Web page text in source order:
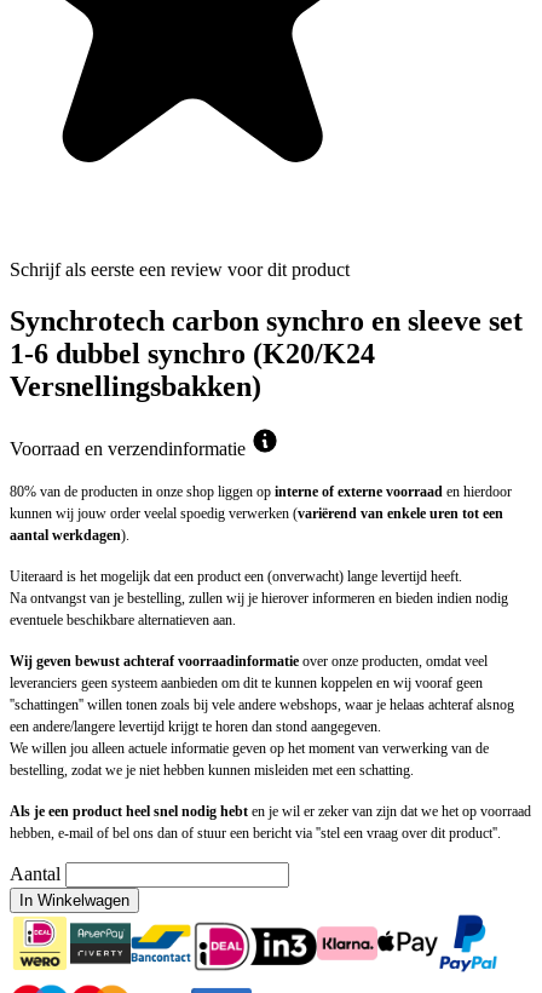
Schrijf als eerste een review voor dit product
Synchrotech carbon synchro en sleeve set
1-6 dubbel synchro (K20/K24
Versnellingsbakken)
Voorraad en verzendinformatie
80% van de producten in onze shop liggen op interne of externe voorraad en hierdoor
kunnen wij jouw order veelal spoedig verwerken (variërend van enkele uren tot een
aantal werkdagen).
Uiteraard is het mogelijk dat een product een (onverwacht) lange levertijd heeft.
Na ontvangst van je bestelling, zullen wij je hierover informeren en bieden indien nodig
eventuele beschikbare alternatieven aan.
Wij geven bewust achteraf voorraadinformatie over onze producten, omdat veel
leveranciers geen systeem aanbieden om dit te kunnen koppelen en wij vooraf geen
''schattingen'' willen tonen zoals bij vele andere webshops, waar je helaas achteraf alsnog
een andere/langere levertijd krijgt te horen dan stond aangegeven.
We willen jou alleen actuele informatie geven op het moment van verwerking van de
bestelling, zodat we je niet hebben kunnen misleiden met een schatting.
Als je een product heel snel nodig hebt en je wil er zeker van zijn dat we het op voorraad
hebben, e-mail of bel ons dan of stuur een bericht via ''stel een vraag over dit product''.
Aantal
In Winkelwagen